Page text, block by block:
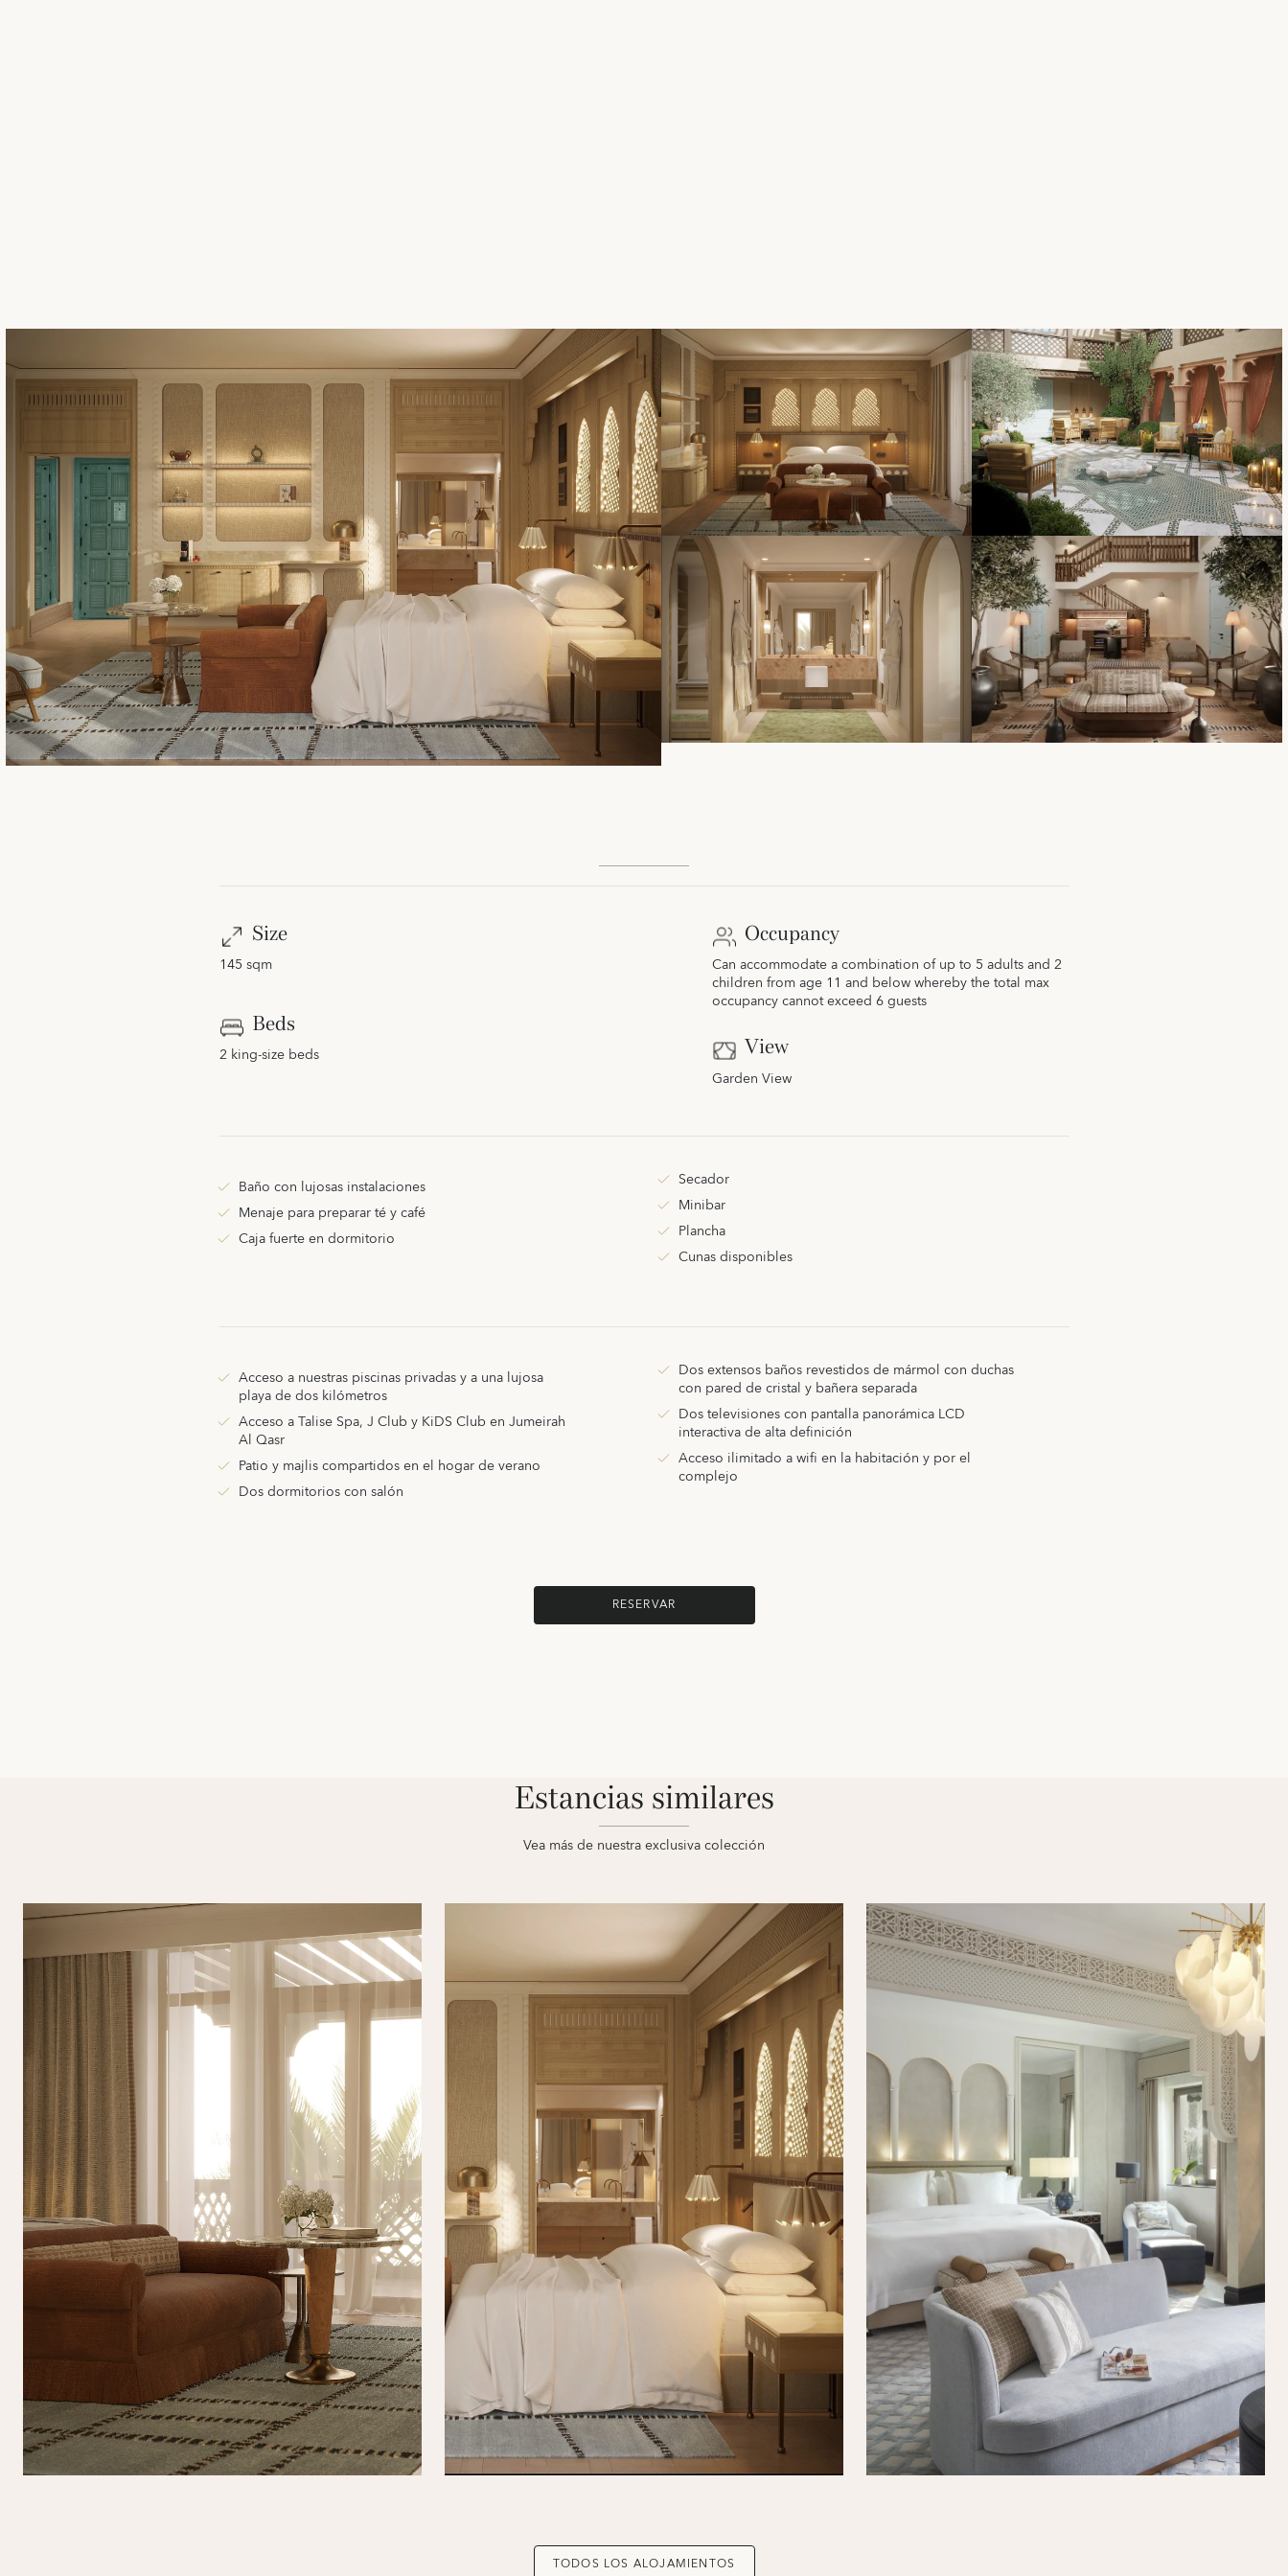
Size
145 sqm
Beds
2 king-size beds
Occupancy
Can accommodate a combination of up to 5 adults and 2
children from age 11 and below whereby the total max
occupancy cannot exceed 6 guests
View
Garden View
Baño con lujosas instalaciones
Menaje para preparar té y café
Caja fuerte en dormitorio
Secador
Minibar
Plancha
Cunas disponibles
Acceso a nuestras piscinas privadas y a una lujosa
playa de dos kilómetros
Acceso a Talise Spa, J Club y KiDS Club en Jumeirah
Al Qasr
Patio y majlis compartidos en el hogar de verano
Dos dormitorios con salón
Dos extensos baños revestidos de mármol con duchas
con pared de cristal y bañera separada
Dos televisiones con pantalla panorámica LCD
interactiva de alta definición
Acceso ilimitado a wifi en la habitación y por el
complejo
RESERVAR
Estancias similares
Vea más de nuestra exclusiva colección
TODOS LOS ALOJAMIENTOS